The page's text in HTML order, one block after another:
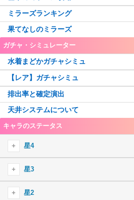
ミラーズランキング
果てなしのミラーズ
ガチャ・シミュレーター
水着まどかガチャシミュ
【レア】ガチャシミュ
排出率と確定演出
天井システムについて
キャラのステータス
星4
星4火
御園かりん
星4水
星3
星3火
星2